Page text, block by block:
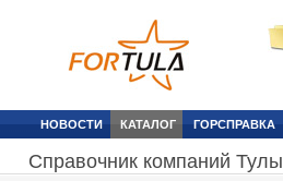
НОВОСТИ КАТАЛОГ ГОРСПРАВКА
Справочник компаний Тулы